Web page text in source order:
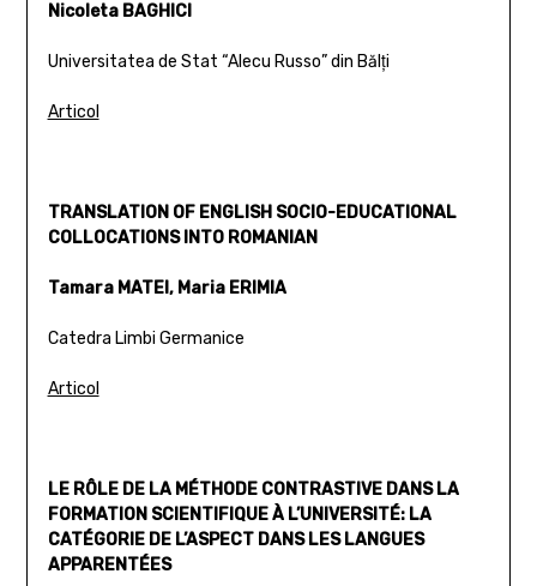
Nicoleta BAGHICI
Universitatea de Stat “Alecu Russo” din Bălţi
Articol
TRANSLATION OF ENGLISH SOCIO-EDUCATIONAL
COLLOCATIONS INTO ROMANIAN
Tamara MATEI, Maria ERIMIA
Catedra Limbi Germanice
Articol
LE RÔLE DE LA MÉTHODE CONTRASTIVE DANS LA
FORMATION SCIENTIFIQUE À L’UNIVERSITÉ: LA
CATÉGORIE DE L’ASPECT DANS LES LANGUES
APPARENTÉES